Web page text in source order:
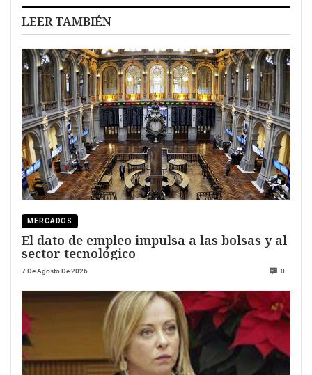
LEER TAMBIÉN
MERCADOS
El dato de empleo impulsa a las bolsas y al
sector tecnológico
7 De Agosto De 2026 0